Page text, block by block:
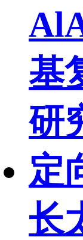
基
研
定
长